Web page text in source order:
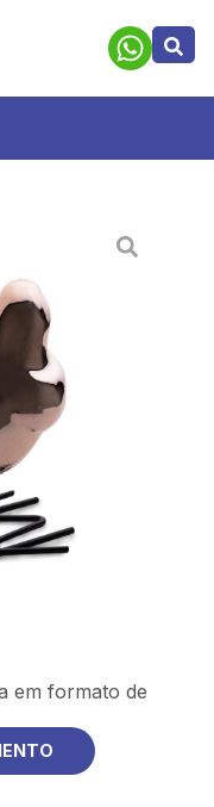
em formato de